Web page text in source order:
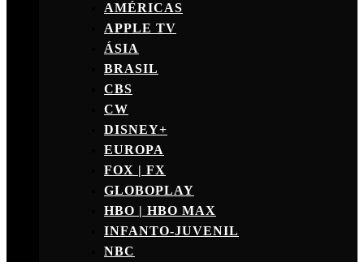
AMÉRICAS
APPLE TV
ÁSIA
BRASIL
CBS
CW
DISNEY+
EUROPA
FOX | FX
GLOBOPLAY
HBO | HBO MAX
INFANTO-JUVENIL
NBC